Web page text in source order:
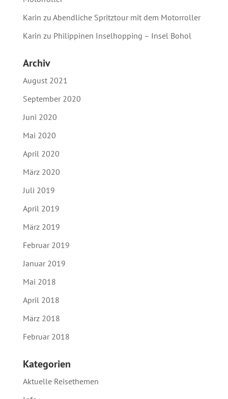
Karin zu Abendliche Spritztour mit dem Motorroller
Karin zu Philippinen Inselhopping – Insel Bohol
Archiv
August 2021
September 2020
Juni 2020
Mai 2020
April 2020
März 2020
Juli 2019
April 2019
März 2019
Februar 2019
Januar 2019
Mai 2018
April 2018
März 2018
Februar 2018
Kategorien
Aktuelle Reisethemen